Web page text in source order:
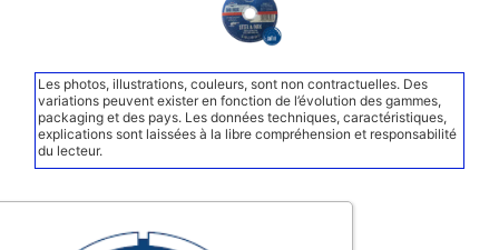
Les photos, illustrations, couleurs, sont non contractuelles. Des
variations peuvent exister en fonction de l’évolution des gammes,
packaging et des pays. Les données techniques, caractéristiques,
explications sont laissées à la libre compréhension et responsabilité
du lecteur.